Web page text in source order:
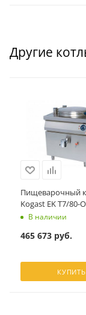
Другие
Пищеварочный
Kogast EK T7/80-O
В наличии
465 673 руб.
КУПИТЬ